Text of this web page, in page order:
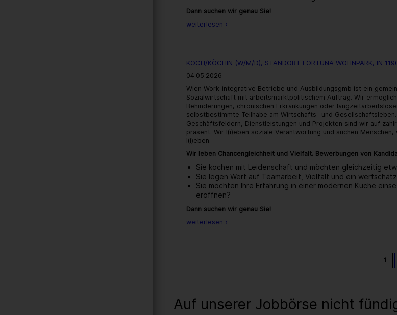
Dann suchen wir genau Sie!
weiterlesen ›
FORTUNA
Wohnpark,
Wien,
38,5
WStd.
KOCH/KÖCHIN (W/M/D), STANDORT FORTUNA WOHNPARK, IN
04.05.2026
Wien Work-integrative Betriebe und Ausbildungsgmb ist ein
Sozialwirtschaft mit arbeitsmarktpolitischem Auftrag. Wir
Behinderungen, chronischen Erkrankungen oder
selbstbestimmte Teilhabe am Wirtschafts- und
Geschäftsfeldern, Dienstleistungen und Projekten sind wir auf
präsent. Wir l(i)eben soziale Verantwortung und suchen
l(i)eben.
Wir leben Chancengleichheit und Vielfalt. Bewerbungen von
Sie kochen mit Leidenschaft und möchten gleichzeitig
Sie legen Wert auf Teamarbeit, Vielfalt und ein
Sie möchten Ihre Erfahrung in einer modernen Küche
eröffnen?
Dann suchen wir genau Sie!
weiterlesen ›
38,5
WStd.
1
Auf unserer Jobbörse nicht